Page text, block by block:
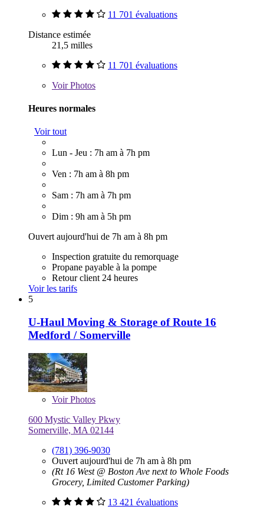
11 701 évaluations
Distance estimée
21,5 milles
11 701 évaluations
VoirPhotos
Heures normales
Voir tout
Lun - Jeu : 7h am à 7h pm
Ven : 7h am à 8h pm
Sam : 7h am à 7h pm
Dim : 9h am à 5h pm
Ouvert aujourd'hui de 7h am à 8h pm
Inspection gratuite du remorquage
Propane payable à la pompe
Retour client 24 heures
Voir les tarifs
5
U-Haul Moving & Storage of Route 16
Medford / Somerville
VoirPhotos
600 Mystic Valley Pkwy
Somerville, MA 02144
(781) 396-9030
Ouvert aujourd'hui de 7h am à 8h pm
(Rt 16 West @ Boston Ave next to Whole Foods
Grocery, Limited Customer Parking)
13 421 évaluations